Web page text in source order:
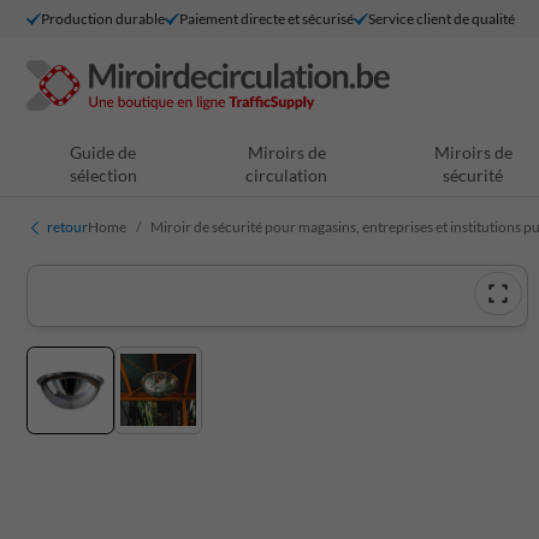
Production durable Paiement directe et sécurisé Service client de qualité
Guide de
sélection
Miroirs de
circulation
Miroirs de
sécurité
retourHome Miroir de sécurité pour magasins, entreprises et institutions